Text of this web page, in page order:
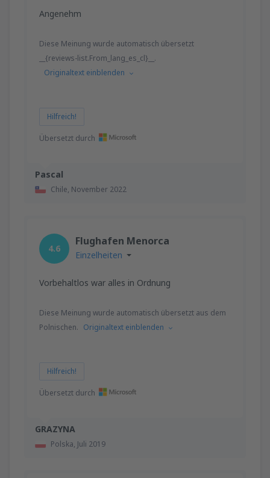
Pascal
Chile, November 2022
Angenehm
Diese Meinung wurde automatisch übersetzt
__{reviews-list.From_lang_es_cl}__.
Originaltext einblenden
Hilfreich!
Übersetzt durch
GRAZYNA
Polska, Juli 2019
4.6
Flughafen Menorca
Einzelheiten
Vorbehaltlos war alles in Ordnung
Diese Meinung wurde automatisch übersetzt aus dem
Polnischen. Originaltext einblenden
Hilfreich!
Übersetzt durch